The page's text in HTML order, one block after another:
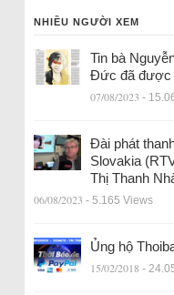
NHIỀU NGƯỜI XEM
Tin bà
Đức đã được
07/08/2023 -
Đài phát
Slovakia
Thị Thanh
06/08/2023 - 5.165 Views
Ủng hộ
15/02/2018 -